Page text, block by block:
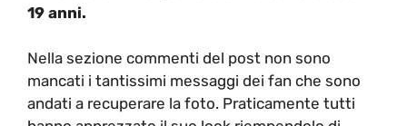
19 anni.
Nella sezione commenti del post non sono
mancati i tantissimi messaggi dei fan che sono
andati a recuperare la foto. Praticamente tutti